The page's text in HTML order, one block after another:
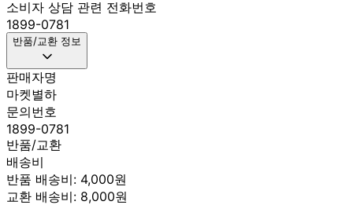
소비자 상담 관련 전화번호
1899-0781
반품/교환 정보
판매자명
마켓별하
문의번호
1899-0781
반품/교환
배송비
반품 배송비: 4,000원
교환 배송비: 8,000원